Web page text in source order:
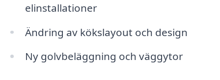
elinstallationer
Ändring av kökslayout och design
Ny golvbeläggning och väggytor